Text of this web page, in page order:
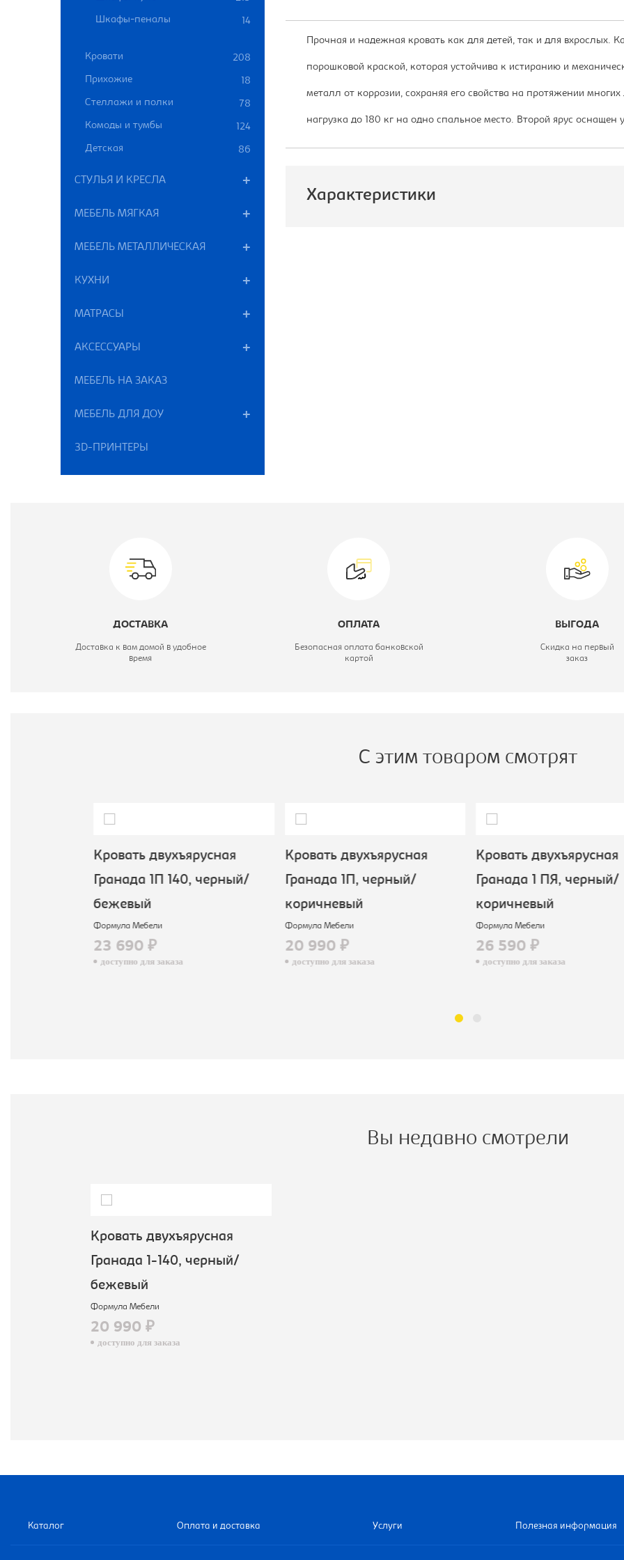
Шкафы-пеналы 14
Кровати 208
Прихожие 18
Стеллажи и полки 78
Комоды и тумбы 124
Детская 86
СТУЛЬЯ И КРЕСЛА
МЕБЕЛЬ МЯГКАЯ
МЕБЕЛЬ МЕТАЛЛИЧЕСКАЯ
КУХНИ
МАТРАСЫ
АКСЕССУАРЫ
МЕБЕЛЬ НА ЗАКАЗ
МЕБЕЛЬ ДЛЯ ДОУ
3D-ПРИНТЕРЫ
Прочная и надежная кровать как для детей, так и для вхрослых.
порошковой краской, которая устойчива к истиранию и
металл от коррозии, сохраняя его свойства на протяжении
нагрузка до 180 кг на одно спальное место. Второй ярус
Характеристики
ДОСТАВКА
Доставка к вам домой в удобное
время
ОПЛАТА
Безопасная оплата банковской
картой
ВЫГОДА
Скидка на первый
заказ
С этим товаром смотрят
Кровать двухъярусная
Гранада 1П 140, черный/
бежевый
Формула Мебели
23 690 ₽
доступно для заказа
Кровать двухъярусная
Гранада 1П, черный/
коричневый
Формула Мебели
20 990 ₽
доступно для заказа
Кровать двухъярусная
Гранада 1 ПЯ, черный/
коричневый
Формула Мебели
26 590 ₽
доступно для заказа
Вы недавно смотрели
Кровать двухъярусная
Гранада 1-140, черный/
бежевый
Формула Мебели
20 990 ₽
доступно для заказа
Каталог Оплата и доставка Услуги Полезная информация